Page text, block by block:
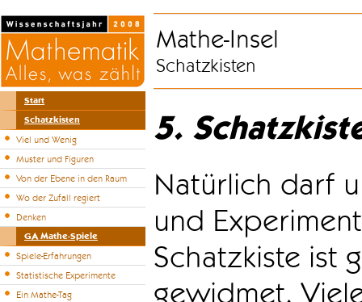
Start
Schatzkisten
Viel und Wenig
Muster und Figuren
Von der Ebene in den Raum
Wo der Zufall regiert
Denken
GA Mathe-Spiele
Spiele-Erfahrungen
Statistische Experimente
Ein Mathe-Tag
Mathe-Insel
Schatzkisten
5.
Natürlich darf
und
Schatzkiste ist
gewidmet.